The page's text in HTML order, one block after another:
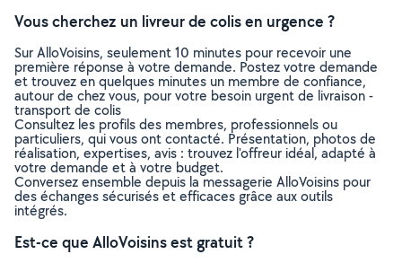
Vous cherchez un livreur de colis en urgence ?
Sur AlloVoisins, seulement 10 minutes pour recevoir une
première réponse à votre demande. Postez votre demande
et trouvez en quelques minutes un membre de confiance,
autour de chez vous, pour votre besoin urgent de livraison -
transport de colis
Consultez les profils des membres, professionnels ou
particuliers, qui vous ont contacté. Présentation, photos de
réalisation, expertises, avis : trouvez l'offreur idéal, adapté à
votre demande et à votre budget.
Conversez ensemble depuis la messagerie AlloVoisins pour
des échanges sécurisés et efficaces grâce aux outils
intégrés.
Est-ce que AlloVoisins est gratuit ?